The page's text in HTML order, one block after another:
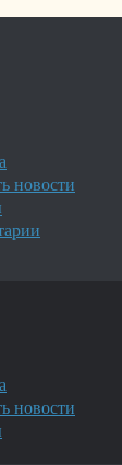
новости
новости